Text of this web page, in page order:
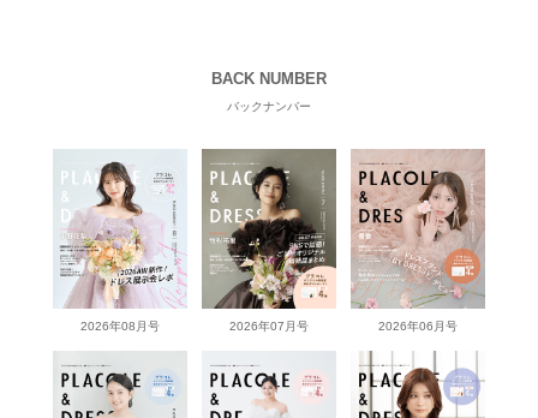
BACK NUMBER
バックナンバー
2026年08月号 2026年07月号 2026年06月号